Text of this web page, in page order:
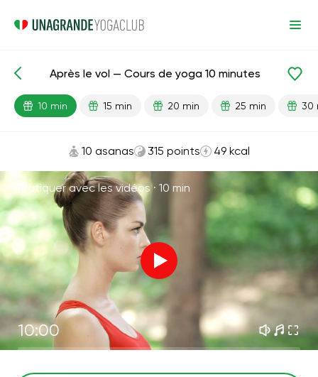
Leçons prêtes Voyage
Après le vol — Cours de yoga 10 minutes
10 min 15 min 20 min 25 min 30
10 asanas 315 points 49 kcal
Pratiquer avec les vidéos · 10 min
10:00